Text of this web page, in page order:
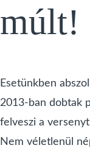
múlt!
Esetünkben
2013-ban dobtak
felveszi a
Nem véletlenül